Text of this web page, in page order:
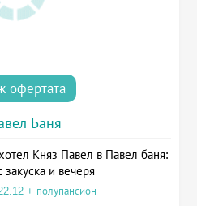
офертата
Баня
Княз Павел в Павел баня:
закуска и вечеря
+ полупансион